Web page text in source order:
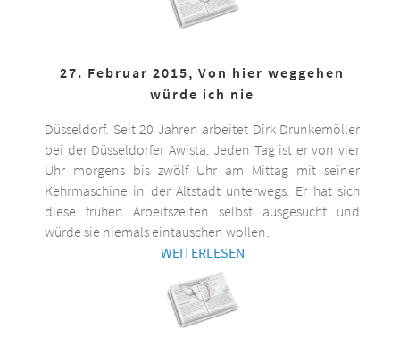
27. Februar 2015, Von hier weggehen
würde ich nie
Düsseldorf. Seit 20 Jahren arbeitet Dirk Drunkemöller
bei der Düsseldorfer Awista. Jeden Tag ist er von vier
Uhr morgens bis zwölf Uhr am Mittag mit seiner
Kehrmaschine in der Altstadt unterwegs. Er hat sich
diese frühen Arbeitszeiten selbst ausgesucht und
würde sie niemals eintauschen wollen.
WEITERLESEN